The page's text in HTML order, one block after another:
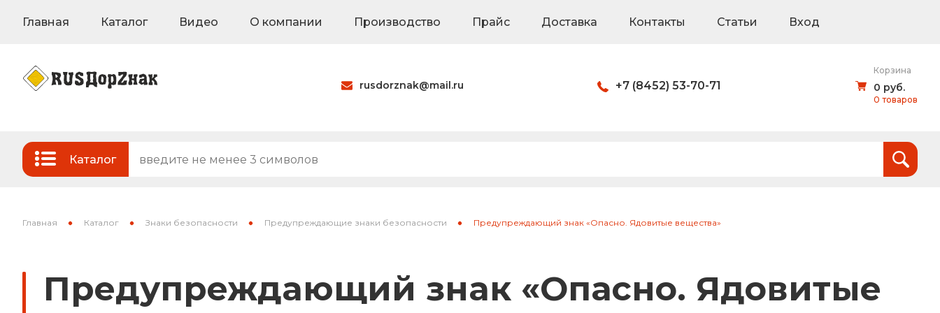
Главная Каталог Видео О компании Производство Прайс Доставка Контакты Статьи Вход
rusdorznak@mail.ru +7 (8452) 53-70-71
Корзина
0 руб.
0 товаров
руб.
Каталог
Стандартные и временные дорожные знаки
Знаки на флуоресцентном фоне Каркасные знаки
Знаки вертикальной разметки Светодиодные дорожные знаки
Главная Каталог Знаки безопасности Предупреждающие знаки безопасности Предупреждающий знак «Опасно. Ядовитые вещества»
Предупреждающий знак «Опасно. Ядовитые